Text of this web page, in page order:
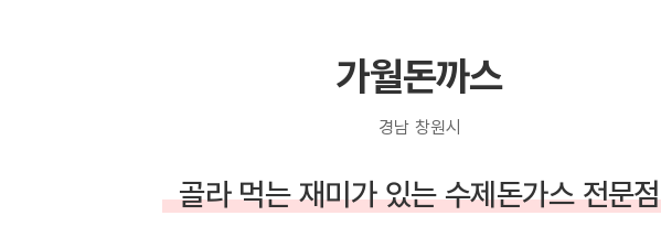
가월돈까스
경남 창원시
골라 먹는 재미가 있는 수제돈가스 전문점